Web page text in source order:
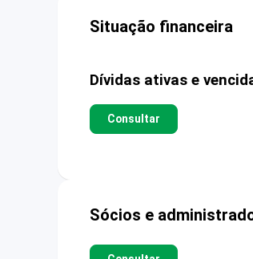
Situação financeira
Dívidas ativas e
Consultar
Sócios e